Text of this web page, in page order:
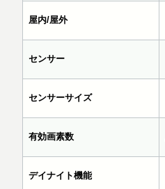
屋内/屋外
センサー
センサーサイズ
有効画素数
デイナイト機能